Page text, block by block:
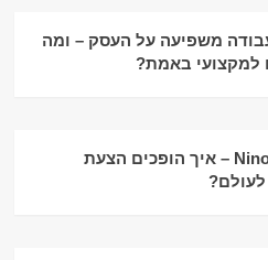
משפיעה על העסק – ומה
למקצועי באמת?
ראיון מיוחד עם Nino Moments – איך הופכים הצעת
לעולם?